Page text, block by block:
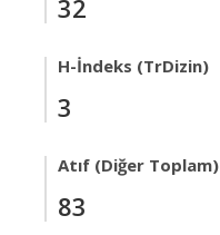
32
H-İndeks (TrDizin)
3
Atıf (Diğer Toplam)
83